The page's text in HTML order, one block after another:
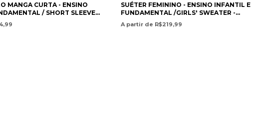
MANGA CURTA - ENSINO
/ SHORT SLEEVE
AND ELEMENTARY
POSITIVO
SUÉTER FEMININO - ENSINO INFANTIL E
FUNDAMENTAL /GIRLS' SWEATER -
PRESCHOOL AND ELEMENTARY SCHOOL-
COLÉGIO POSITIVO INTERNACIONAL
A partir de R$219,99